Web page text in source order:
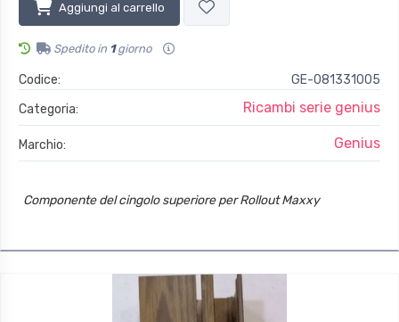
Aggiungi al carrello
Spedito in 1giorno
Codice:
GE-081331005
Categoria:
Ricambi serie genius
Marchio: Genius
Componente del cingolo superiore per Rollout Maxxy